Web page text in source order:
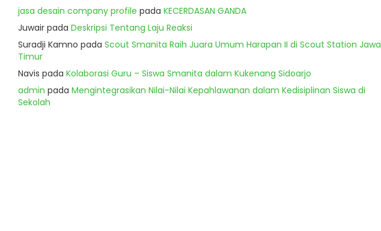
jasa desain company profile pada KECERDASAN GANDA
Juwair pada Deskripsi Tentang Laju Reaksi
Suradji Kamno pada Scout Smanita Raih Juara Umum Harapan II di Scout Station Jawa
Timur
Navis pada Kolaborasi Guru – Siswa Smanita dalam Kukenang Sidoarjo
admin pada Mengintegrasikan Nilai-Nilai Kepahlawanan dalam Kedisiplinan Siswa di
Sekolah